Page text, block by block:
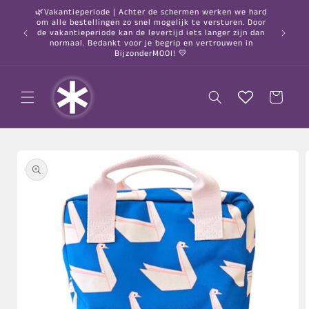
naar de
content
🌿Vakantieperiode | Achter de schermen werken we hard
om alle bestellingen zo snel mogelijk te versturen. Door
de vakantieperiode kan de levertijd iets langer zijn dan
normaal. Bedankt voor je begrip en vertrouwen in
BijzonderMOOI! 💛
○
Winkelwagen
direct naar